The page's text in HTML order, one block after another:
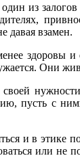
из
давая взамен.
здоровы
Они
пусть с
и в этике
или не